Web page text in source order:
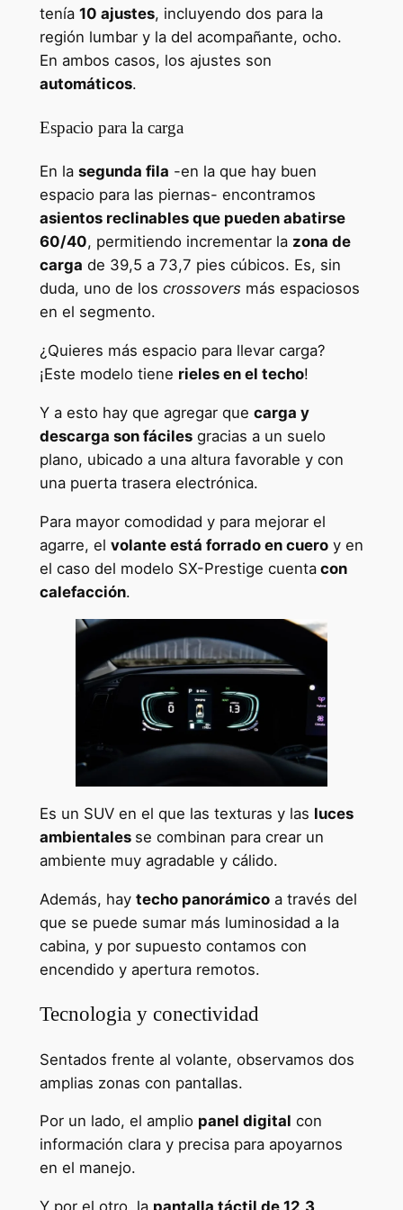
tenía 10 ajustes, incluyendo dos para la
región lumbar y la del acompañante, ocho.
En ambos casos, los ajustes son
automáticos.
Espacio para la carga
En la segunda fila -en la que hay buen
espacio para las piernas- encontramos
asientos reclinables que pueden abatirse
60/40, permitiendo incrementar la zona de
carga de 39,5 a 73,7 pies cúbicos. Es, sin
duda, uno de los crossovers más espaciosos
en el segmento.
¿Quieres más espacio para llevar carga?
¡Este modelo tiene rieles en el techo!
Y a esto hay que agregar que carga y
descarga son fácilesgracias a un suelo
plano, ubicado a una altura favorable y con
una puerta trasera electrónica.
Para mayor comodidad y para mejorar el
agarre, el volante está forrado en cueroy en
el caso del modelo SX-Prestige cuentacon
calefacción.
Es un SUV en el que las texturas y las luces
ambientales se combinan para crear un
ambiente muy agradable y cálido.
Además, hay techo panorámicoa través del
que se puede sumar más luminosidad a la
cabina, y por supuesto contamos con
encendido y apertura remotos.
Tecnologia y conectividad
Sentados frente al volante, observamos dos
amplias zonas con pantallas.
Por un lado, el amplio panel digital con
información clara y precisa para apoyarnos
en el manejo.